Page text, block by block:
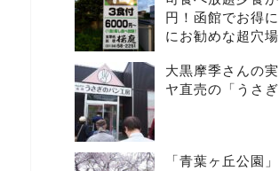
円！函館でお得
にお勧めな超穴
大黒摩季さんの
ヤ直売の「うさ
「青葉ヶ丘公園